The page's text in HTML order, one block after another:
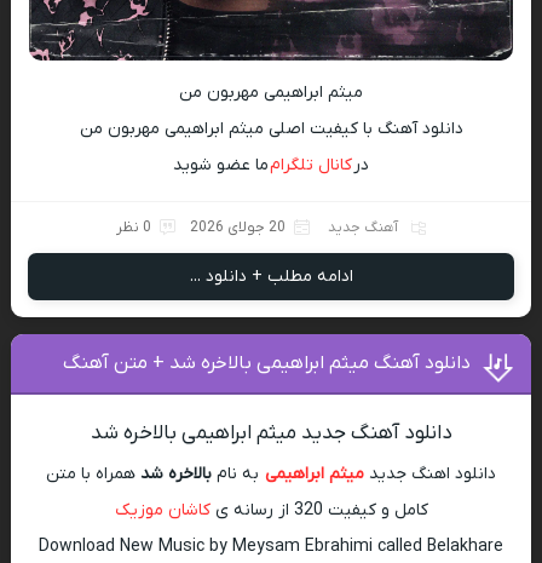
میثم ابراهیمی مهربون من
دانلود آهنگ با کیفیت اصلی میثم ابراهیمی مهربون من
درکانال تلگرامما عضو شوید
آهنگ جدید 20 جولای 2026 0 نظر
ادامه مطلب + دانلود ...
دانلود آهنگ میثم ابراهیمی بالاخره شد + متن آهنگ
دانلود آهنگ جدید میثم ابراهیمی بالاخره شد
دانلود اهنگ جدید میثم ابراهیمی به نام بالاخره شد همراه با متن
کامل و کیفیت 320 از رسانه ی
کاشان موزیک
Download New Music by Meysam Ebrahimi called Belakhare